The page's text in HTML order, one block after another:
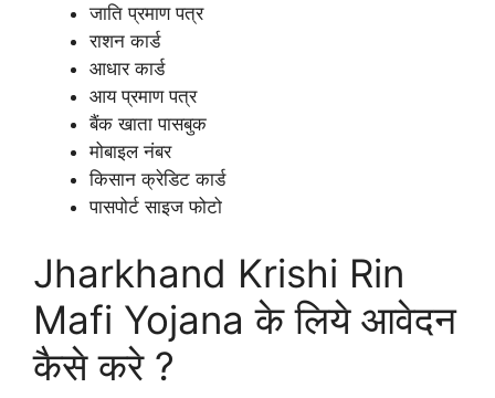
जाति प्रमाण पत्र
राशन कार्ड
आधार कार्ड
आय प्रमाण पत्र
बैंक खाता पासबुक
मोबाइल नंबर
किसान क्रेडिट कार्ड
पासपोर्ट साइज फोटो
Jharkhand Krishi Rin
Mafi Yojana के लिये आवेदन
कैसे करे ?